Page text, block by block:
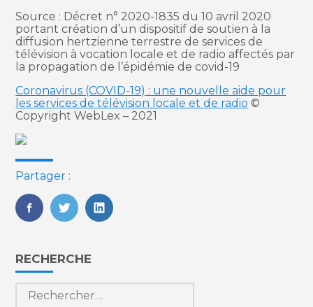
Source : Décret n° 2020-1835 du 10 avril 2020
portant création d’un dispositif de soutien à la
diffusion hertzienne terrestre de services de
télévision à vocation locale et de radio affectés par
la propagation de l’épidémie de covid-19
Coronavirus (COVID-19) : une nouvelle aide pour
les services de télévision locale et de radio ©
Copyright WebLex – 2021
Partager :
FaceBook
TwitterLinkedIn
Blog
sidebar
RECHERCHE
Rechercher :